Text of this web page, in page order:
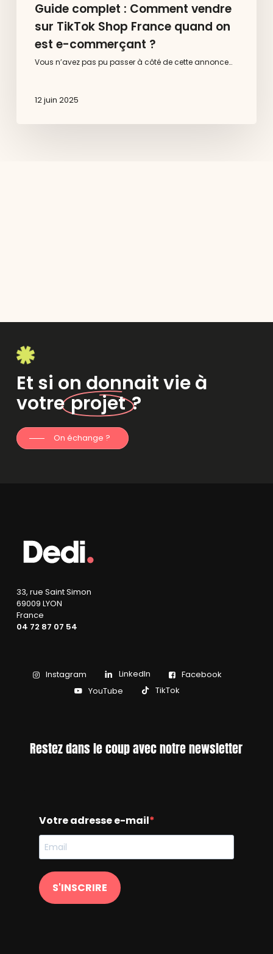
Guide complet : Comment vendre
sur TikTok Shop France quand on
est e-commerçant ?
Vous n’avez pas pu passer à côté de cette annonce…
12 juin 2025
Et si on donnait vie à
votreprojet?
On échange ?
33, rue Saint Simon
69009 LYON
France
04 72 87 07 54
Instagram LinkedIn
Facebook
YouTube
TikTok
Restez dans le coup avec notre newsletter
Votre adresse e-mail
S'INSCRIRE